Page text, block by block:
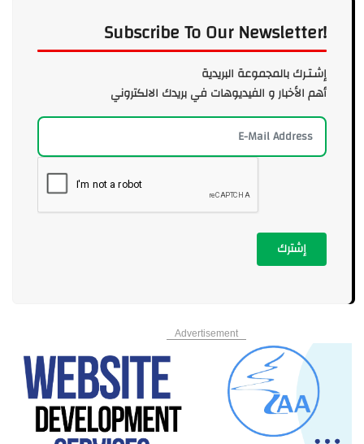
Subscribe To Our Newsletter!
إشـتـرك بالمجموعة البريدية
أهم الأخبار و الفيديوهات في بريدك الالكتروني
إشترك
Advertisement